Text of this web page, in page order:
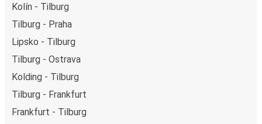
Kolín - Tilburg
Tilburg - Praha
Lipsko - Tilburg
Tilburg - Ostrava
Kolding - Tilburg
Tilburg - Frankfurt
Frankfurt - Tilburg